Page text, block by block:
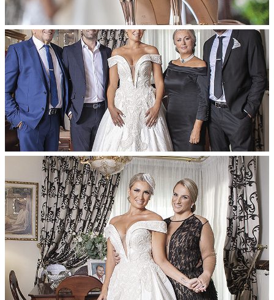
Διαφημιστείτε
Contact Us